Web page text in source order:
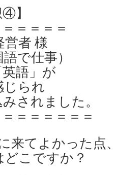
】
＝＝＝＝
営者 様
で仕事）
語」が
じられ
されました。
＝＝＝＝＝＝
来てよかった点
こですか？